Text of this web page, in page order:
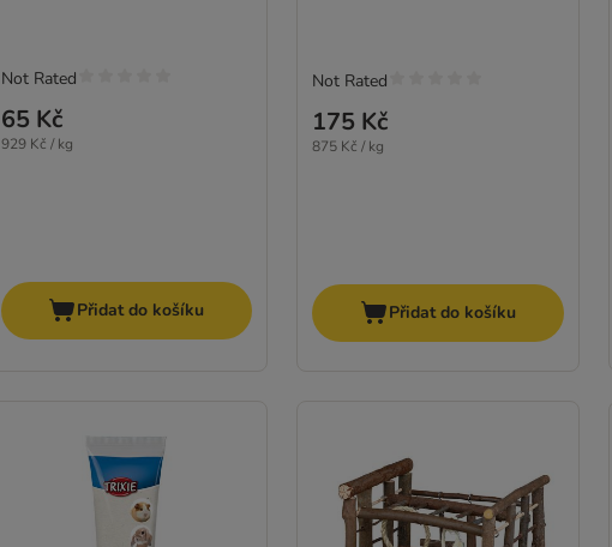
65 Kč
929 Kč / kg
Not Rated
Přidat do košíku
175 Kč
875 Kč / kg
Not Rated
Přidat do košíku